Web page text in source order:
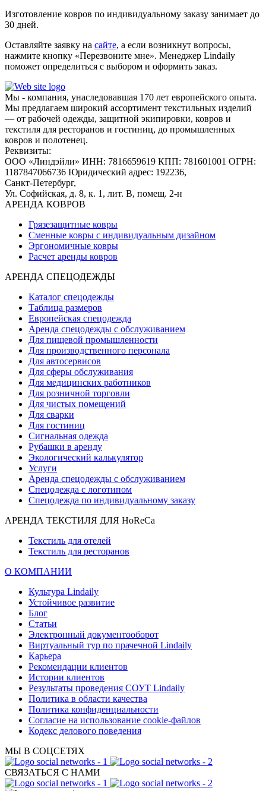
Изготовление ковров по индивидуальному заказу занимает до
30 дней.
Оставляйте заявку на сайте, а если возникнут вопросы,
нажмите кнопку «Перезвоните мне». Менеджер Lindaily
поможет определиться с выбором и оформить заказ.
Мы - компания, унаследовавшая 170 лет европейского опыта.
Мы предлагаем широкий ассортимент текстильных изделий
— от рабочей одежды, защитной экипировки, ковров и
текстиля для ресторанов и гостиниц, до промышленных
ковров и полотенец.
Реквизиты:
ООО «Линдэйли» ИНН: 7816659619 КПП: 781601001 ОГРН:
1187847066736 Юридический адрес: 192236,
Санкт-Петербург,
Ул. Софийская, д. 8, к. 1, лит. В, помещ. 2-н
АРЕНДА КОВРОВ
Грязезащитные ковры
Сменные ковры с индивидуальным дизайном
Эргономичные ковры
Расчет аренды ковров
АРЕНДА СПЕЦОДЕЖДЫ
Каталог спецодежды
Таблица размеров
Европейская спецодежда
Аренда спецодежды с обслуживанием
Для пищевой промышленности
Для производственного персонала
Для автосервисов
Для сферы обслуживания
Для медицинских работников
Для розничной торговли
Для чистых помещений
Для сварки
Для гостиниц
Сигнальная одежда
Рубашки в аренду
Экологический калькулятор
Услуги
Аренда спецодежды с обслуживанием
Спецодежда с логотипом
Спецодежда по индивидуальному заказу
АРЕНДА ТЕКСТИЛЯ ДЛЯ HoReCa
Текстиль для отелей
Текстиль для ресторанов
О КОМПАНИИ
Культура Lindaily
Устойчивое развитие
Блог
Статьи
Электронный документооборот
Виртуальный тур по прачечной Lindaily
Карьера
Рекомендации клиентов
Истории клиентов
Результаты проведения СОУТ Lindaily
Политика в области качества
Политика конфиденциальности
Согласие на использование cookie-файлов
Кодекс делового поведения
МЫ В СОЦСЕТЯХ
СВЯЗАТЬСЯ С НАМИ